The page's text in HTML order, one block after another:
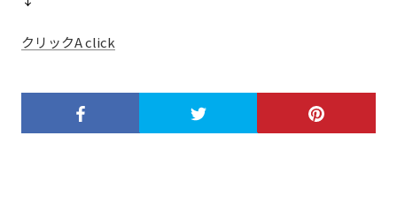
クリックA click